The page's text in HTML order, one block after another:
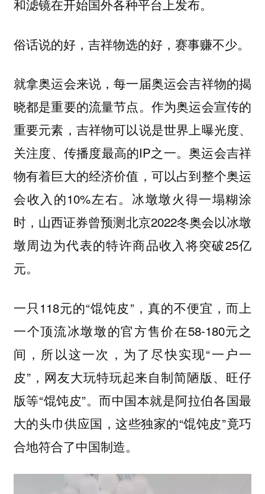
和滤镜在开始国外各种平台上发布。
俗话说的好，吉祥物选的好，赛事赚不少。
就拿奥运会来说，每一届奥运会吉祥物的揭
晓都是重要的流量节点。作为奥运会宣传的
重要元素，吉祥物可以说是世界上曝光度、
关注度、传播度最高的IP之一。奥运会吉祥
物有着巨大的经济价值，可以占到整个奥运
会收入的10%左右。冰墩墩火得一塌糊涂
时，山西证券曾预测北京2022冬奥会以冰墩
墩周边为代表的特许商品收入将突破25亿
元。
一只118元的“馄饨皮”，真的不便宜，而上
一个顶流冰墩墩的官方售价在58-180元之
间，所以这一次，为了尽快实现“一户一
皮”，网友大玩特玩起来自制简陋版、旺仔
版等“馄饨皮”。而中国本就是阿拉伯各国最
大的头巾供应国，这些独家的“馄饨皮”竟巧
合地符合了中国制造。